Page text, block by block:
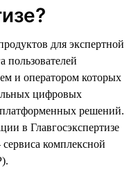
для экспертной
пользователей
и оператором которых
цифровых
решений.
в Главгосэкспертизе
комплексной